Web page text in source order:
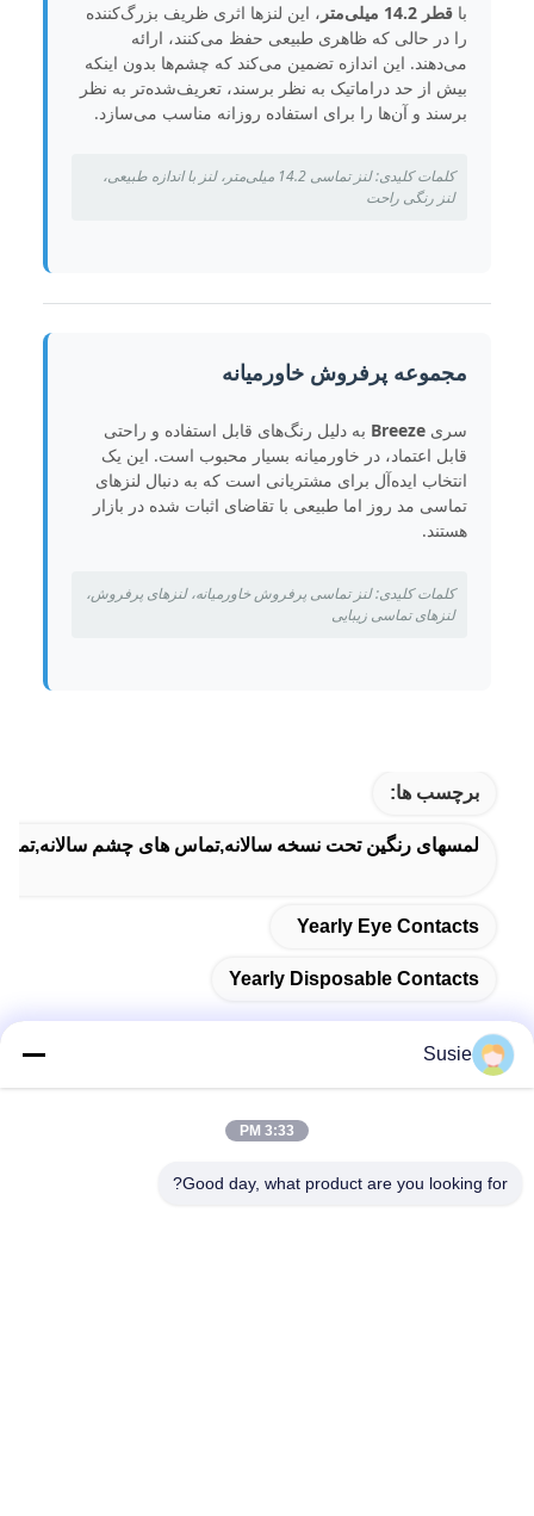
با قطر 14.2 میلی‌متر
، این لنزها اثری ظریف بزرگ‌کننده
را در حالی که ظاهری طبیعی حفظ می‌کنند، ارائه
می‌دهند. این اندازه تضمین می‌کند که چشم‌ها بدون اینکه
بیش از حد دراماتیک به نظر برسند، تعریف‌شده‌تر به نظر
برسند و آن‌ها را برای استفاده روزانه مناسب می‌سازد.
کلمات کلیدی: لنز تماسی 14.2 میلی‌متر، لنز با اندازه طبیعی،
لنز رنگی راحت
مجموعه پرفروش خاورمیانه
سری Breeze به دلیل رنگ‌های قابل استفاده و راحتی
قابل اعتماد، در خاورمیانه بسیار محبوب است. این یک
انتخاب ایده‌آل برای مشتریانی است که به دنبال لنزهای
تماسی مد روز اما طبیعی با تقاضای اثبات شده در بازار
هستند.
کلمات کلیدی: لنز تماسی پرفروش خاورمیانه، لنزهای پرفروش،
لنزهای تماسی زیبایی
برچسب ها:
لمسهای رنگین تحت نسخه سالانه,تماس های چشم
Yearly Eye Contacts
Yearly Disposable Contacts
آدرس
Susie
3:33 PM
Good day, what product are you looking for?